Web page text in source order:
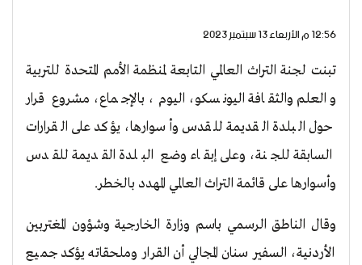
12:56 م الأربعاء 13 سبتمبر 2023
تبنت لجنة التراث العالمي التابعة لمنظمة الأمم المتحدة للتربية
والعلم والثقافة اليونسكو، اليوم، بالإجماع، مشروع قرار
حول البلدة القديمة للقدس وأسوارها، يؤكد على القرارات
السابقة للجنة، وعلى إبقاء وضع البلدة القديمة للقدس
وأسوارها على قائمة التراث العالمي المهدد بالخطر.
وقال الناطق الرسمي باسم وزارة الخارجية وشؤون المغتربين
الأردنية، السفير سنان المجالي أن القرار وملحقاته يؤكد جميع